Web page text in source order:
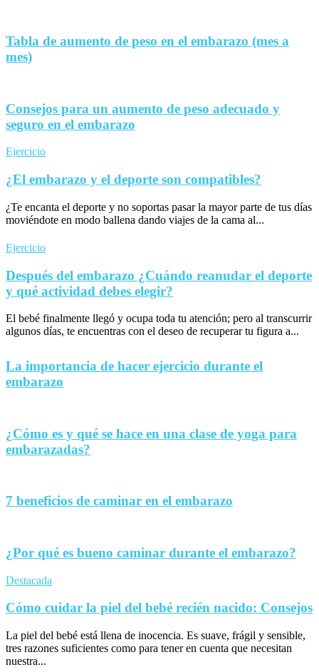
Tabla de aumento de peso en el embarazo (mes a
mes)
Consejos para un aumento de peso adecuado y
seguro en el embarazo
Ejercicio
¿El embarazo y el deporte son compatibles?
¿Te encanta el deporte y no soportas pasar la mayor parte de tus días
moviéndote en modo ballena dando viajes de la cama al...
Ejercicio
Después del embarazo ¿Cuándo reanudar el deporte
y qué actividad debes elegir?
El bebé finalmente llegó y ocupa toda tu atención; pero al transcurrir
algunos días, te encuentras con el deseo de recuperar tu figura a...
La importancia de hacer ejercicio durante el
embarazo
¿Cómo es y qué se hace en una clase de yoga para
embarazadas?
7 beneficios de caminar en el embarazo
¿Por qué es bueno caminar durante el embarazo?
Destacada
Cómo cuidar la piel del bebé recién nacido: Consejos
La piel del bebé está llena de inocencia. Es suave, frágil y sensible,
tres razones suficientes como para tener en cuenta que necesitan
nuestra...